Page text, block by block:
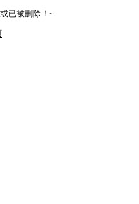
已被删除！~